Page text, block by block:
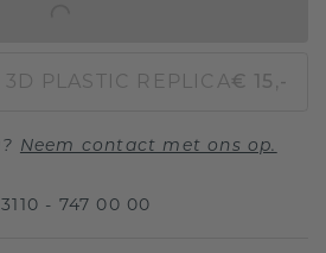
3D PLASTIC REPLICA€ 15,-
Neem contact met ons op.
- 747 00 00